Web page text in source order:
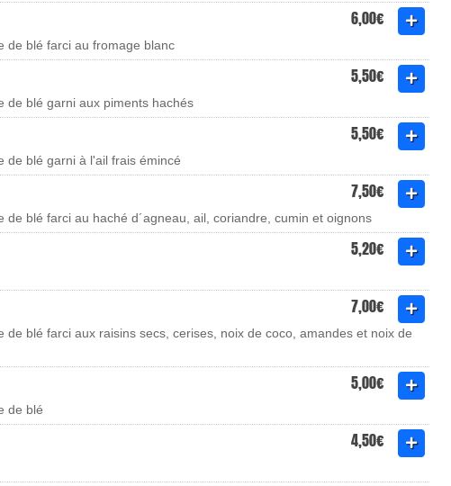
6,00€
de blé farci au fromage blanc
5,50€
de blé garni aux piments hachés
5,50€
de blé garni à l'ail frais émincé
7,50€
de blé farci au haché d´agneau, ail, coriandre, cumin et oignons
5,20€
7,00€
de blé farci aux raisins secs, cerises, noix de coco, amandes et noix de
5,00€
de blé
4,50€